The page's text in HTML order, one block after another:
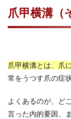
爪甲横溝（
爪甲横溝とは、爪
常をうつす爪の症
よくあるのが、ど
言った内的要因、